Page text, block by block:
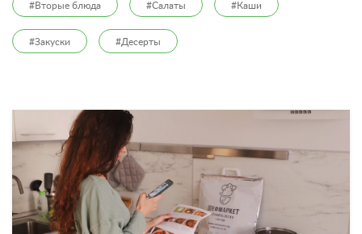
#Вторые блюда #Салаты #Каши
#Закуски #Десерты